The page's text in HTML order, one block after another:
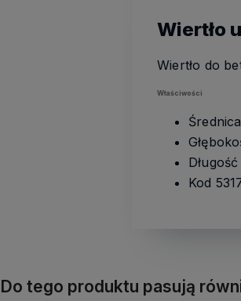
Wiertło
Wiertło do
Właściwości
Kod
Do tego produktu pasują